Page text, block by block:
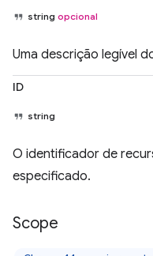
string opcional
Uma descrição legível
ID
string
O identificador de
especificado.
Scope